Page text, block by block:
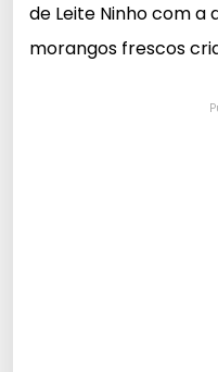
de Leite Ninho com
morangos frescos